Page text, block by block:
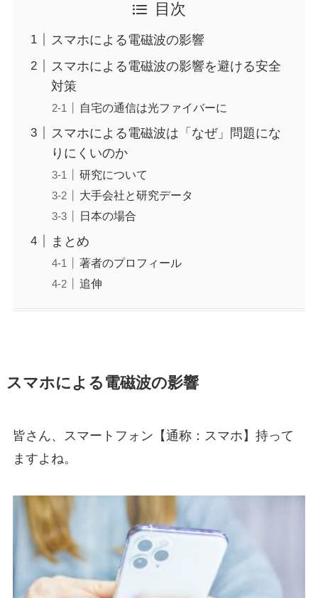
目次
スマホによる電磁波の影響
スマホによる電磁波の影響を避ける安全
対策
自宅の通信は光ファイバーに
スマホによる電磁波は「なぜ」問題にな
りにくいのか
研究について
大手会社と研究データ
日本の場合
まとめ
著者のプロフィール
追伸
スマホによる電磁波の影響
皆さん、スマートフォン【通称：スマホ】持って
ますよね。